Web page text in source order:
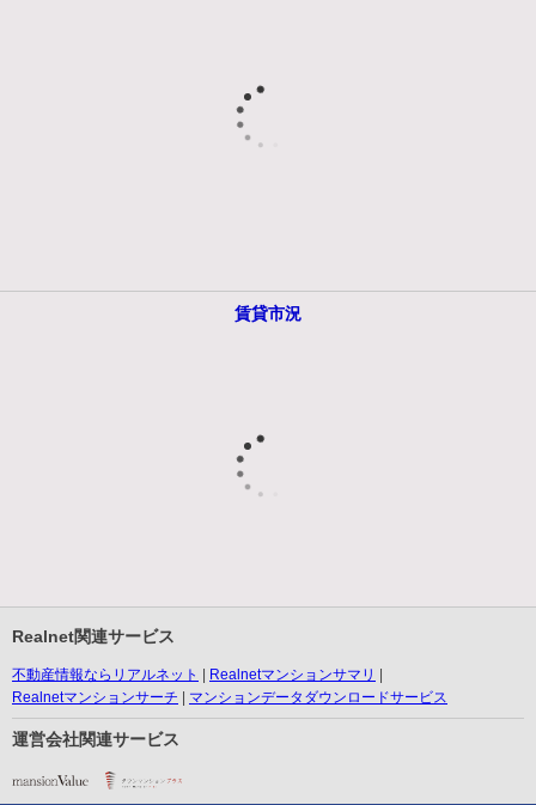
賃貸市況
Realnet関連サービス
不動産情報ならリアルネット
Realnetマンションサマリ
Realnetマンションサーチ
マンションデータダウンロードサービス
運営会社関連サービス